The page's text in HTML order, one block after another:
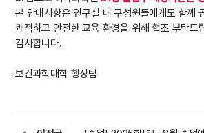
본 안내사항은 연구실 내 구성원들에게도 함께
쾌적하고 안전한 교육 환경을 위해 협조 부탁드
감사합니다.
보건과학대학 행정팀